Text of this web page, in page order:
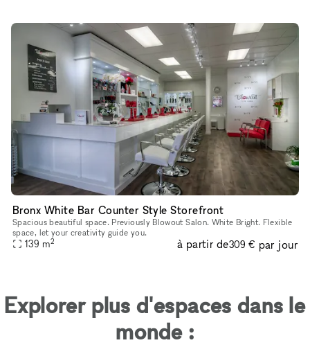
Bronx White Bar Counter Style Storefront
Spacious beautiful space. Previously Blowout Salon. White Bright. Flexible
space, let your creativity guide you.
139 m2 à partir de309 € par jour
Explorer plus d'espaces dans le
monde :